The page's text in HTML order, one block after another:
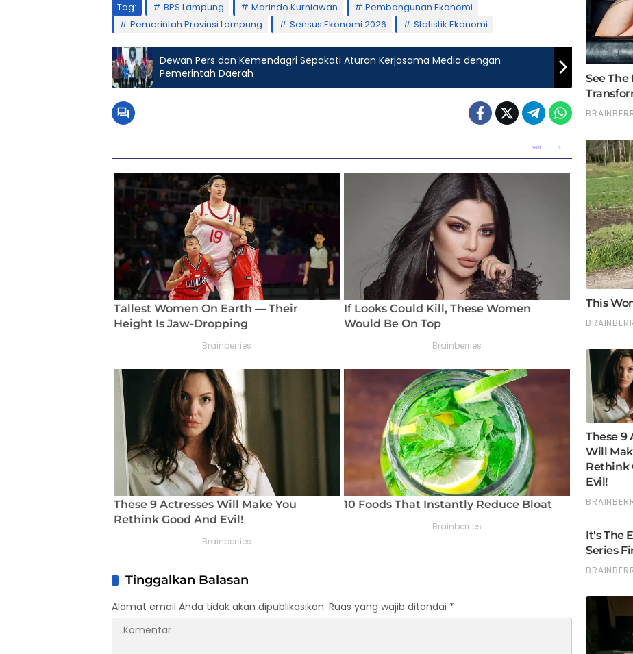
Tag: BPS Lampung Marindo Kurniawan
Pembangunan Ekonomi
Pemerintah Provinsi Lampung
Sensus Ekonomi 2026 Statistik Ekonomi
Dewan Pers dan Kemendagri Sepakati Aturan Kerjasama Media dengan
Pemerintah Daerah
Tinggalkan Balasan
Alamat email Anda tidak akan dipublikasikan. Ruas yang wajib ditandai *